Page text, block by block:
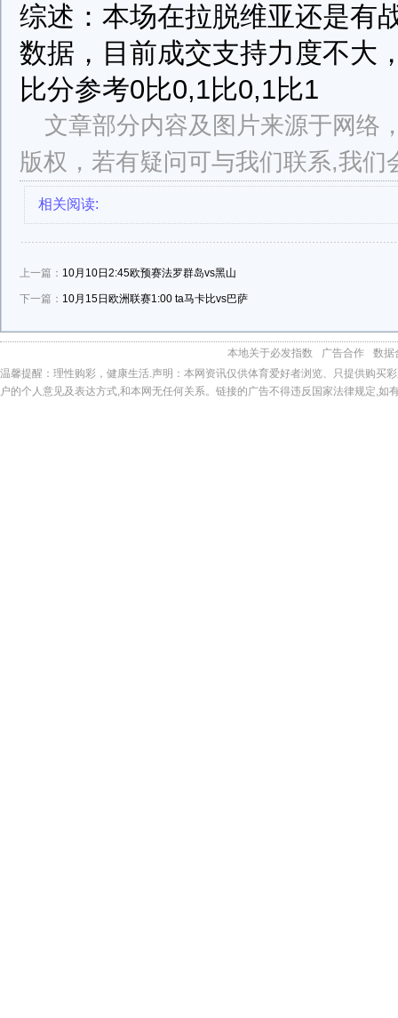
综述：本场在拉脱维亚还是有
数据，目前成交支持力度不大
比分参考0比0,1比0,1比1
文章部分内容及图片来源于网络
版权，若有疑问可与我们联系,我们
相关阅读:
上一篇： 10月10日2:45欧预赛法罗群岛vs黑山
下一篇： 10月15日欧洲联赛1:00 ta马卡比vs巴萨
本地关于必发指数 广告合作
数据
温馨提醒：理性购彩，健康生活.声明：本网资讯仅供体育爱好者浏览、只提供购买
户的个人意见及表达方式,和本网无任何关系。链接的广告不得违反国家法律规定,